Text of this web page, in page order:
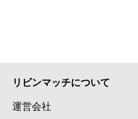
リビンマッチについて
運営会社